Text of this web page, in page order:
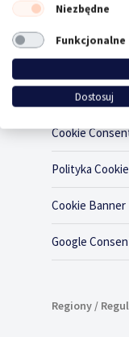
Produkt
Consent
Cookie
Polityka
Cookie Banner
Google
Regiony /
Niezbędne
Funkcjonalne
Dostosuj